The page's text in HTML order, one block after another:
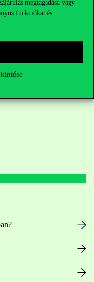
megtagadása vagy
funkciókat és